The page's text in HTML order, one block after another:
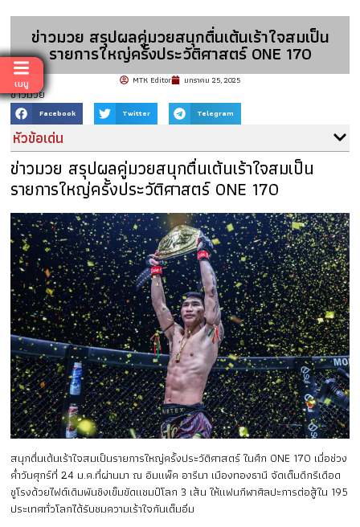
เมนู
ข่าวมวย สรุปผลคู่มวยสนุกตื่นเต้นเร้าใจสมเป็น
รายการใหญ่ครั้งประวัติศาสตร์ ONE 170
MTK Editor มกราคม 25, 2025
ข่าวมวย
Facebook Twitter Telegram
หัวข้อเด่น
ข่าวมวย สรุปผลคู่มวยสนุกตื่นเต้นเร้าใจสมเป็น
รายการใหญ่ครั้งประวัติศาสตร์ ONE 170
สนุกตื่นเต้นเร้าใจสมเป็นรายการใหญ่ครั้งประวัติศาสตร์ ในศึก ONE 170 เมื่อช่วง
ค่ำวันศุกร์ที่ 24 ม.ค.ที่ผ่านมา ณ อิมแพ็ค อารีนา เมืองทองธานี จัดเต็มดีกรีเดือด
ชูโรงด้วยไฟต์เดิมพันชิงเข็มขัดแชมป์โลก 3 เส้น ให้แฟนกีฬาศิลปะการต่อสู้ใน 195
ประเทศทั่วโลกได้รับชมความเร้าใจกันเต็มอิ่ม